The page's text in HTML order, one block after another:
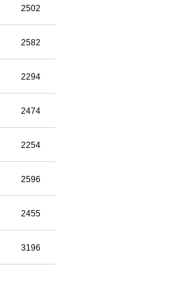
2502
2582
2294
2474
2254
2596
2455
3196